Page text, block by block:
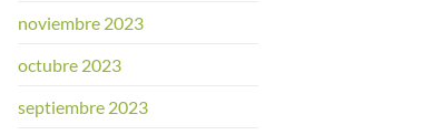
noviembre 2023
octubre 2023
septiembre 2023